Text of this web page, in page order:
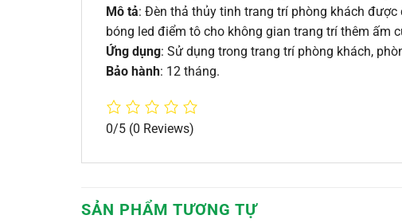
Mô tả: Đèn thả thủy tinh trang trí phòng khách
bóng led điểm tô cho không gian trang trí thêm ấm
Ứng dụng: Sử dụng trong trang trí phòng khách,
Bảo hành: 12 tháng.
0/5 (0 Reviews)
SẢN PHẨM TƯƠNG TỰ